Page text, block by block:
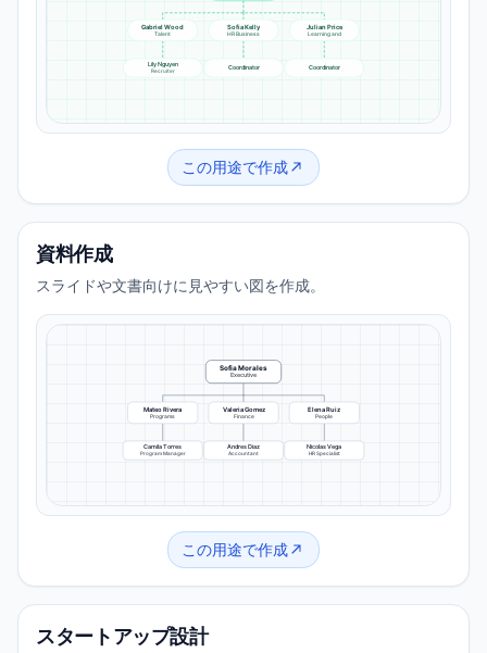
Gabriel Wood
Talent
Sofia Kelly
HR Business
Julian Price
Learning and
Lily Nguyen
Recruiter
Coordinator Coordinator
この用途で作成
資料作成
スライドや文書向けに見やすい図を作成。
Sofia Morales
Executive
Mateo Rivera
Programs
Valeria Gomez
Finance
Elena Ruiz
People
Camila Torres
Program Manager
Andres Diaz
Accountant
Nicolas Vega
HR Specialist
この用途で作成
スタートアップ設計